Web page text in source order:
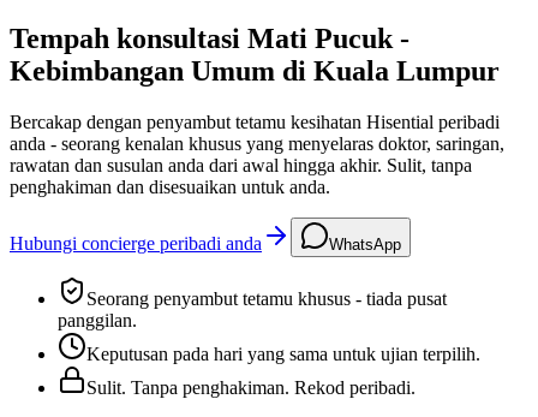
Tempah konsultasi Mati Pucuk -
Kebimbangan Umum di Kuala Lumpur
Bercakap dengan penyambut tetamu kesihatan Hisential peribadi
anda - seorang kenalan khusus yang menyelaras doktor, saringan,
rawatan dan susulan anda dari awal hingga akhir. Sulit, tanpa
penghakiman dan disesuaikan untuk anda.
Hubungi concierge peribadi anda WhatsApp
Seorang penyambut tetamu khusus - tiada pusat
panggilan.
Keputusan pada hari yang sama untuk ujian terpilih.
Sulit. Tanpa penghakiman. Rekod peribadi.